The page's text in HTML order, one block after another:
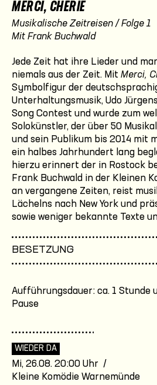
MERCI, CHÉRIE
Musikalische Zeitreisen / Folge 1
Mit Frank Buchwald
Jede Zeit hat ihre Lieder und
niemals aus der Zeit. Mit Merci,
Symbolfigur der
Unterhaltungsmusik, Udo
Song Contest und wurde zum
Solokünstler, der über 50
und sein Publikum bis 2014 mit
ein halbes Jahrhundert lang
hierzu erinnert der in Rostock
Frank Buchwald in der Kleinen
an vergangene Zeiten, reist
Lächelns nach New York und
sowie weniger bekannte Texte
BESETZUNG
Aufführungsdauer: ca. 1 Stunde
Pause
WIEDER DA
Mi, 26.08. 20:00 Uhr /
Kleine Komödie Warnemünde